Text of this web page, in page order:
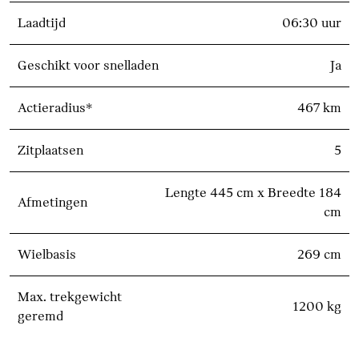
Laadtijd 06:30 uur
Geschikt voor snelladen Ja
Actieradius* 467 km
Zitplaatsen 5
Afmetingen
Lengte 445 cm x Breedte 184
cm
Wielbasis 269 cm
Max. trekgewicht
geremd
1200 kg